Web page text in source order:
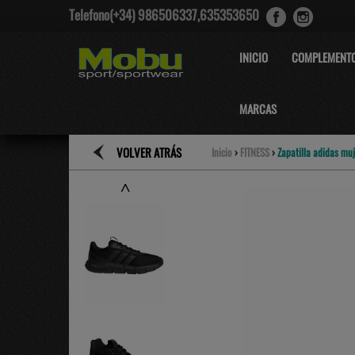
Telefono(+34) 986506337,635353650
INICIO
MARCAS
VOLVER ATRÁS Inicio › FITNESS ›Zapatilla adidas
˄